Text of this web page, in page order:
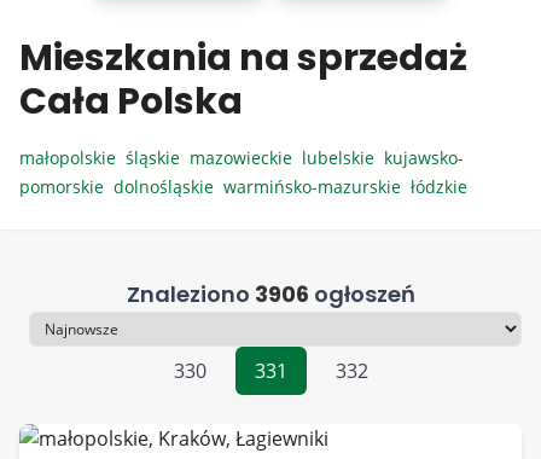
Mieszkania na sprzedaż
Cała Polska
małopolskie śląskie mazowieckie lubelskie kujawsko-
pomorskie dolnośląskie warmińsko-mazurskie łódzkie
Znaleziono 3906 ogłoszeń
Sortowanie
330
331 332